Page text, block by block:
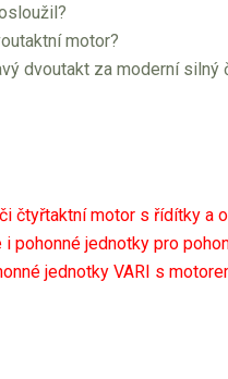
motor?
dvoutakt za moderní
čtyřtaktní motor s řídítky a
pohonné jednotky pro
jednotky VARI s